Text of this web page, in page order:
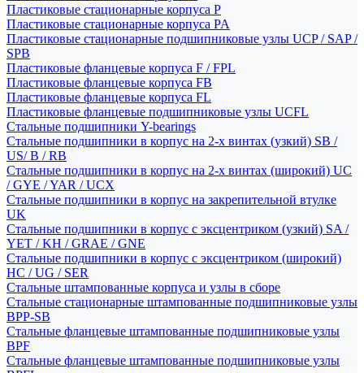
Пластиковые стационарные корпуса P
Пластиковые стационарные корпуса PA
Пластиковые стационарные подшипниковые узлы UCP / SAP /
SPB
Пластиковые фланцевые корпуса F / FPL
Пластиковые фланцевые корпуса FB
Пластиковые фланцевые корпуса FL
Пластиковые фланцевые подшипниковые узлы UCFL
Стальные подшипники Y-bearings
Стальные подшипники в корпус на 2-х винтах (узкий) SB /
US/ B / RB
Стальные подшипники в корпус на 2-х винтах (широкий) UC
/ GYE / YAR / UCX
Стальные подшипники в корпус на закрепительной втулке
UK
Стальные подшипники в корпус с эксцентриком (узкий) SA /
YET / KH / GRAE / GNE
Стальные подшипники в корпус с эксцентриком (широкий)
HC / UG / SER
Стальные штампованные корпуса и узлы в сборе
Стальные стационарные штампованные подшипниковые узлы
BPP-SB
Стальные фланцевые штампованные подшипниковые узлы
BPF
Стальные фланцевые штампованные подшипниковые узлы